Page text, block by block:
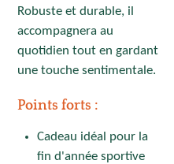
Robuste et durable, il
accompagnera au
quotidien tout en gardant
une touche sentimentale.
Points forts :
Cadeau idéal pour la
fin d'année sportive